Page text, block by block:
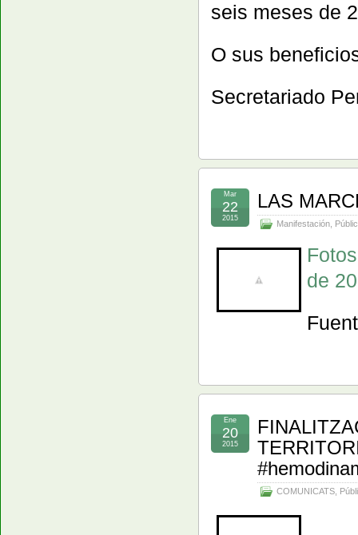
seis meses de
O sus
Secretariado
LAS
Manifestación
Mar
22
2015
de
COMUNICATS
Ene
20
2015